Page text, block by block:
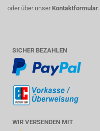
oder über unser Kontaktformular.
SICHER BEZAHLEN
WIR VERSENDEN MIT